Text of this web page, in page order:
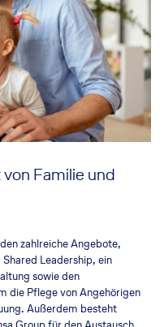
Familie und
zahlreiche Angebote,
Leadership, ein
sowie den
die Pflege von Angehörigen
Außerdem besteht